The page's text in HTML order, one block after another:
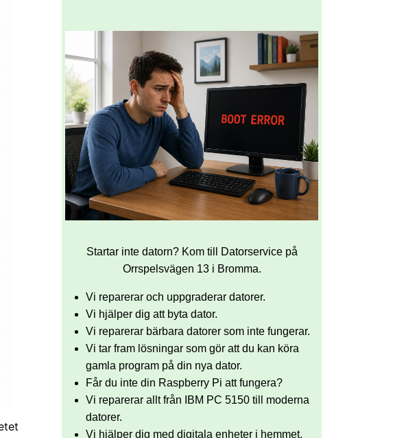
Startar inte datorn? Kom till Datorservice på
Orrspelsvägen 13 i Bromma.
Vi reparerar och uppgraderar datorer.
Vi hjälper dig att byta dator.
Vi reparerar bärbara datorer som inte fungerar.
Vi tar fram lösningar som gör att du kan köra
gamla program på din nya dator.
Får du inte din Raspberry Pi att fungera?
Vi reparerar allt från IBM PC 5150 till moderna
datorer.
Vi hjälper dig med digitala enheter i hemmet.